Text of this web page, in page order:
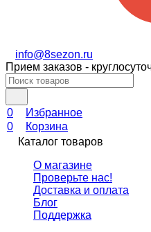
info@8sezon.ru
Прием заказов -
0
Избранное
0
Корзина
Каталог товаров
О магазине
Проверьте нас!
Доставка и оплата
Блог
Поддержка